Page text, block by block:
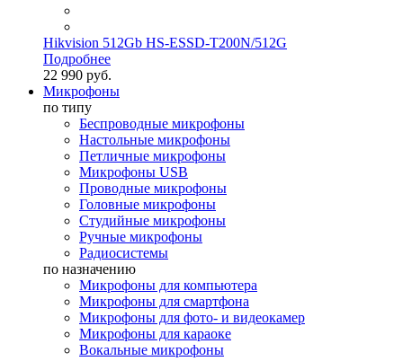
Hikvision 512Gb HS-ESSD-T200N/512G
Подробнее
22 990 руб.
Микрофоны
по типу
Беспроводные микрофоны
Настольные микрофоны
Петличные микрофоны
Микрофоны USB
Проводные микрофоны
Головные микрофоны
Студийные микрофоны
Ручные микрофоны
Радиосистемы
по назначению
Микрофоны для компьютера
Микрофоны для смартфона
Микрофоны для фото- и видеокамер
Микрофоны для караоке
Вокальные микрофоны